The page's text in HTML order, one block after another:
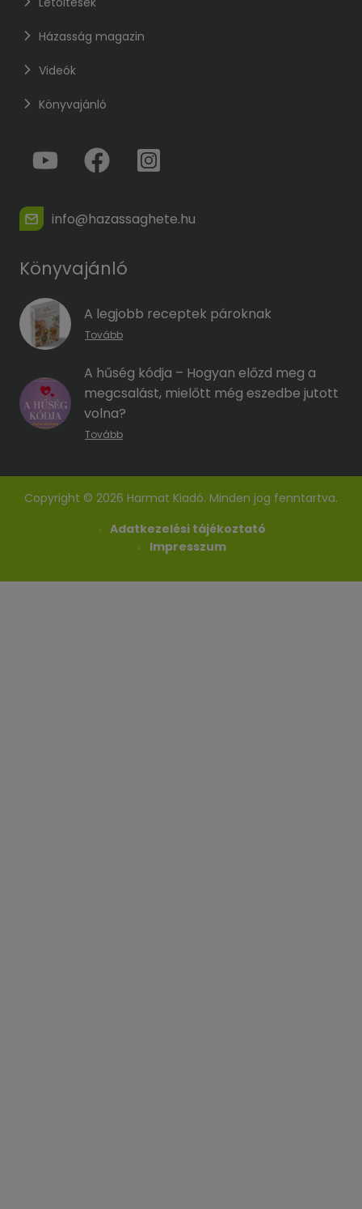
Házasság magazin
Videók
Könyvajánló
info@hazassaghete.hu
Könyvajánló
A legjobb receptek pároknak
Tovább
A hűség kódja – Hogyan előzd meg a
megcsalást, mielőtt még eszedbe jutott
volna?
Tovább
Copyright © 2026 Harmat Kiadó. Minden jog fenntartva.
Adatkezelési tájékoztató
Impresszum